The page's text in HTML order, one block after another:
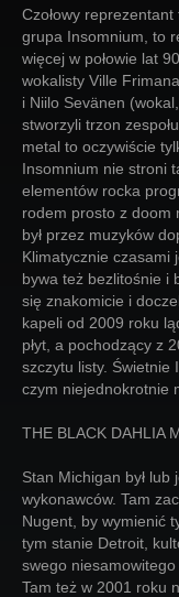
Czołowy
grupa Insomnium, to
więcej w połowie lat
wokalisty Ville
i Niilo Sevänen
stworzyli trzon
metal to oczywiście
Insomnium nie stroni
elementów rocka
rodem prosto z doom
był przez muzyków
Klimatycznie czasami
bywa też bezlitośnie i
się znakomicie i
kapeli od 2009 roku
płyt, a pochodzący z
szczytu listy. Świetnie
czym niejednokrotnie
THE BLACK DAHLIA
Stan Michigan był
wykonawców. Tam
Nugent, by wymienić
tym stanie Detroit,
swego
Tam też w 2001 roku